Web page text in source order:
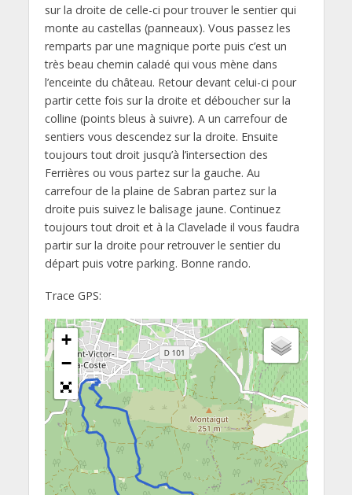
sur la droite de celle-ci pour trouver le sentier qui
monte au castellas (panneaux). Vous passez les
remparts par une magnique porte puis c’est un
très beau chemin caladé qui vous mène dans
l’enceinte du château. Retour devant celui-ci pour
partir cette fois sur la droite et déboucher sur la
colline (points bleus à suivre). A un carrefour de
sentiers vous descendez sur la droite. Ensuite
toujours tout droit jusqu’à l’intersection des
Ferrières ou vous partez sur la gauche. Au
carrefour de la plaine de Sabran partez sur la
droite puis suivez le balisage jaune. Continuez
toujours tout droit et à la Clavelade il vous faudra
partir sur la droite pour retrouver le sentier du
départ puis votre parking. Bonne rando.
Trace GPS:
+
−